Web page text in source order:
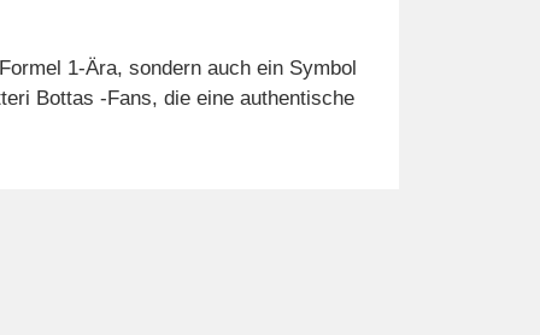
1-Ära, sondern auch ein Symbol
Bottas -Fans, die eine authentische